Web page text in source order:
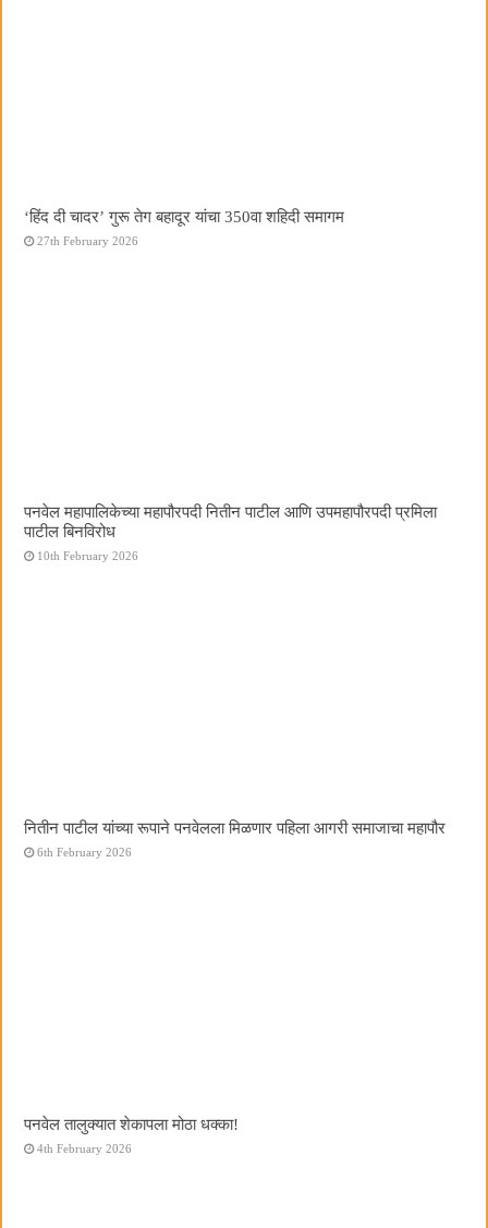
‘हिंद दी चादर’ गुरू तेग बहादूर यांचा 350वा शहिदी समागम
27th February 2026
पनवेल महापालिकेच्या महापौरपदी नितीन पाटील आणि उपमहापौरपदी प्रमिला
पाटील बिनविरोध
10th February 2026
नितीन पाटील यांच्या रूपाने पनवेलला मिळणार पहिला आगरी समाजाचा महापौर
6th February 2026
पनवेल तालुक्यात शेकापला मोठा धक्का!
4th February 2026